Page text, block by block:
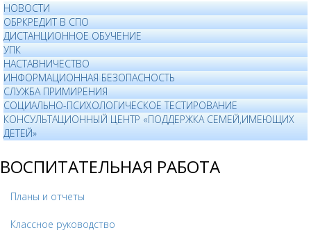
НОВОСТИ
ОБРКРЕДИТ В СПО
ДИСТАНЦИОННОЕ ОБУЧЕНИЕ
УПК
НАСТАВНИЧЕСТВО
ИНФОРМАЦИОННАЯ БЕЗОПАСНОСТЬ
СЛУЖБА ПРИМИРЕНИЯ
СОЦИАЛЬНО-ПСИХОЛОГИЧЕСКОЕ ТЕСТИРОВАНИЕ
КОНСУЛЬТАЦИОННЫЙ ЦЕНТР «ПОДДЕРЖКА СЕМЕЙ,ИМЕЮЩИХ
ДЕТЕЙ»
ВОСПИТАТЕЛЬНАЯ РАБОТА
Планы и отчеты
Классное руководство